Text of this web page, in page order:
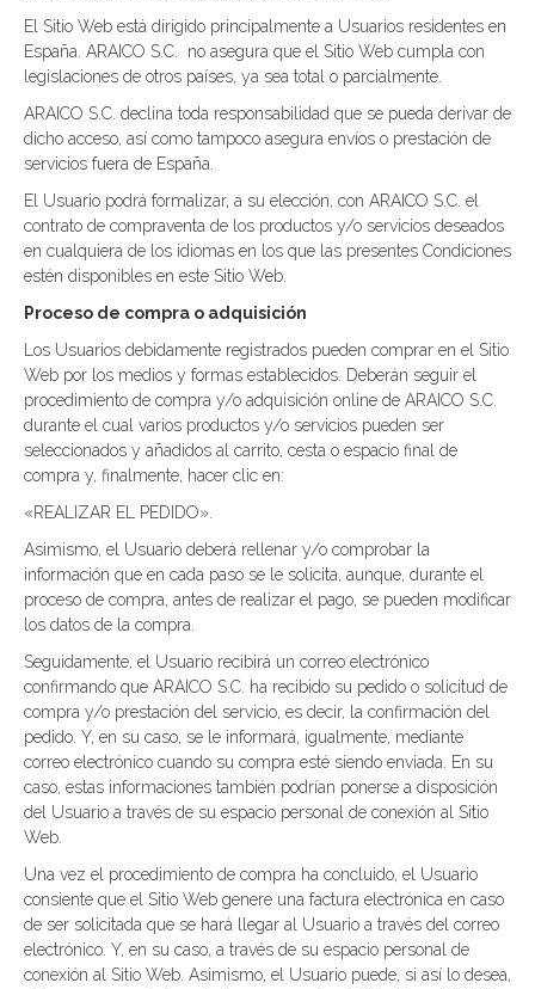
El Sitio Web está dirigido principalmente a Usuarios residentes en
España. ARAICO S.C. no asegura que el Sitio Web cumpla con
legislaciones de otros países, ya sea total o parcialmente.
ARAICO S.C. declina toda responsabilidad que se pueda derivar de
dicho acceso, así como tampoco asegura envíos o prestación de
servicios fuera de España.
El Usuario podrá formalizar, a su elección, con ARAICO S.C. el
contrato de compraventa de los productos y/o servicios deseados
en cualquiera de los idiomas en los que las presentes Condiciones
estén disponibles en este Sitio Web.
Proceso de compra o adquisición
Los Usuarios debidamente registrados pueden comprar en el Sitio
Web por los medios y formas establecidos. Deberán seguir el
procedimiento de compra y/o adquisición online de ARAICO S.C.
durante el cual varios productos y/o servicios pueden ser
seleccionados y añadidos al carrito, cesta o espacio final de
compra y, finalmente, hacer clic en:
«REALIZAR EL PEDIDO».
Asimismo, el Usuario deberá rellenar y/o comprobar la
información que en cada paso se le solicita, aunque, durante el
proceso de compra, antes de realizar el pago, se pueden modificar
los datos de la compra.
Seguidamente, el Usuario recibirá un correo electrónico
confirmando que ARAICO S.C. ha recibido su pedido o solicitud de
compra y/o prestación del servicio, es decir, la confirmación del
pedido. Y, en su caso, se le informará, igualmente, mediante
correo electrónico cuando su compra esté siendo enviada. En su
caso, estas informaciones también podrían ponerse a disposición
del Usuario a través de su espacio personal de conexión al Sitio
Web.
Una vez el procedimiento de compra ha concluido, el Usuario
consiente que el Sitio Web genere una factura electrónica en caso
de ser solicitada que se hará llegar al Usuario a través del correo
electrónico. Y, en su caso, a través de su espacio personal de
conexión al Sitio Web. Asimismo, el Usuario puede, si así lo desea,